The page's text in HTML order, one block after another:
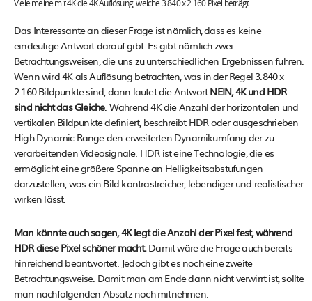
Viele meine mit 4K die 4K Auflösung, welche 3.840 x 2.160 Pixel beträgt
Das Interessante an dieser Frage ist nämlich, dass es keine
eindeutige Antwort darauf gibt. Es gibt nämlich zwei
Betrachtungsweisen, die uns zu unterschiedlichen Ergebnissen führen.
Wenn wird 4K als Auflösung betrachten, was in der Regel 3.840 x
2.160 Bildpunkte sind, dann lautet die AntwortNEIN, 4K und HDR
sind nicht das Gleiche. Während 4K die Anzahl der horizontalen und
vertikalen Bildpunkte definiert, beschreibt HDR oder ausgeschrieben
High Dynamic Range den erweiterten Dynamikumfang der zu
verarbeitenden Videosignale. HDR ist eine Technologie, die es
ermöglicht eine größere Spanne an Helligkeitsabstufungen
darzustellen, was ein Bild kontrastreicher, lebendiger und realistischer
wirken lässt.
Man könnte auch sagen, 4K legt die Anzahl der Pixel fest, während
HDR diese Pixel schöner macht.Damit wäre die Frage auch bereits
hinreichend beantwortet. Jedoch gibt es noch eine zweite
Betrachtungsweise. Damit man am Ende dann nicht verwirrt ist, sollte
man nachfolgenden Absatz noch mitnehmen: